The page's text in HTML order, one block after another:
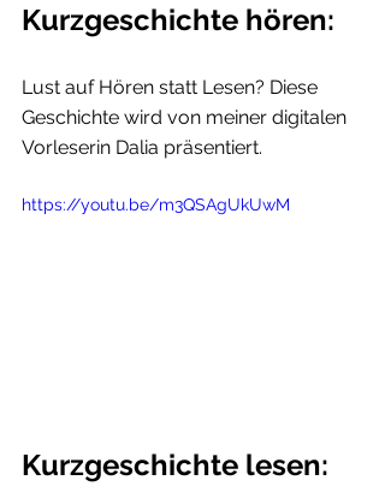
Kurzgeschichte hören:
Lust auf Hören statt Lesen? Diese
Geschichte wird von meiner digitalen
Vorleserin Dalia präsentiert.
https://youtu.be/m3QSAgUkUwM
Kurzgeschichte lesen: